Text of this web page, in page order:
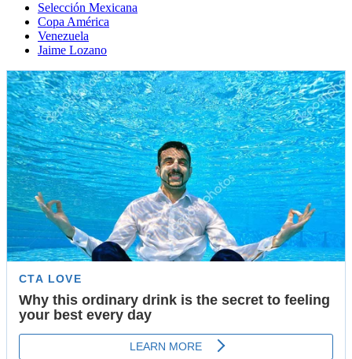
Selección Mexicana
Copa América
Venezuela
Jaime Lozano